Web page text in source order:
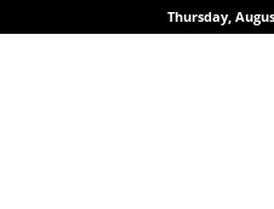
Thursday,